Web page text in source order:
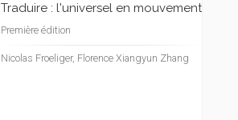
Traduire : l'universel en mouvement
Première édition
Nicolas Froeliger, Florence Xiangyun Zhang